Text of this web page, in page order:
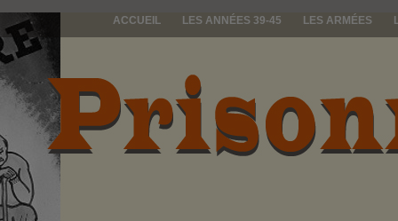
ACCUEIL LES ANNÉES 39-45 LES ARMÉES
prisonniers